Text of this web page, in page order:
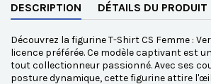
DESCRIPTION DÉTAILS DU PRODUIT
Découvrez la figurine T-Shirt CS Femme :
licence préférée. Ce modèle captivant est
tout collectionneur passionné. Avec ses
posture dynamique, cette figurine attire